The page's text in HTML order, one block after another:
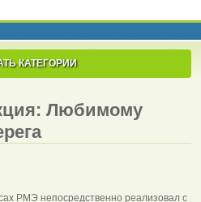
КАТЕГОРИИ
Любимому
РМЭ непосредственно реализовал с